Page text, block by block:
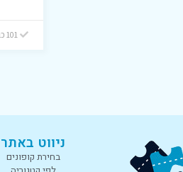
101 כבר חסכו! 0 היום
ניווט באתר
בחירת קופונים